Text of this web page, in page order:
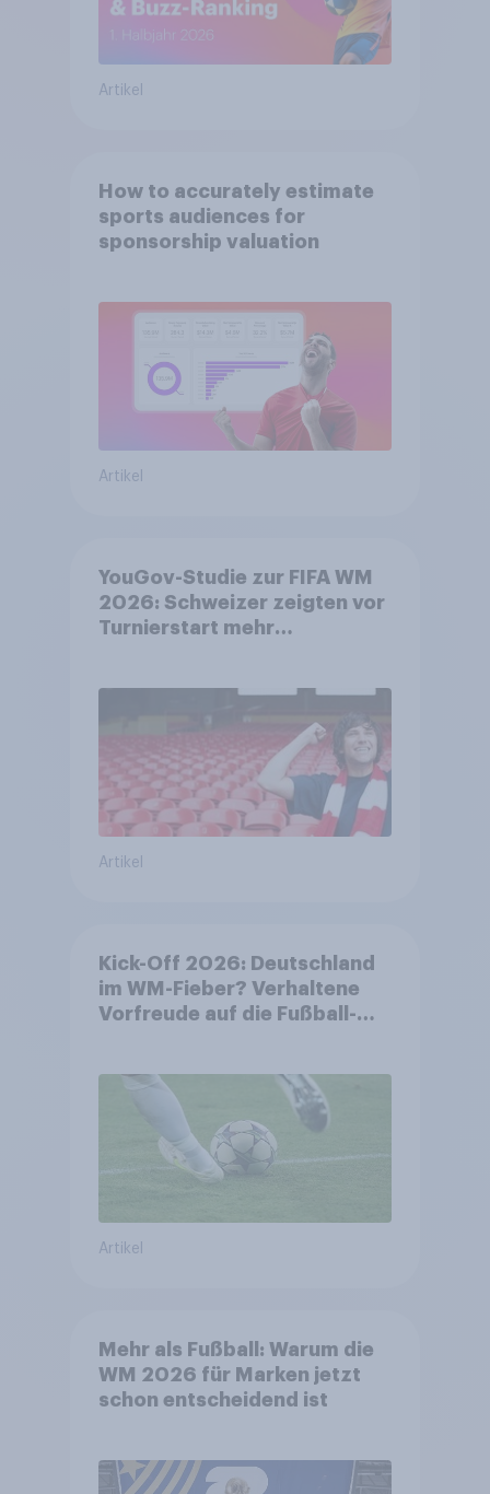
Artikel
How to accurately estimate
sports audiences for
sponsorship valuation
Artikel
YouGov-Studie zur FIFA WM
2026: Schweizer zeigten vor
Turnierstart mehr
Artikel
Kick-Off 2026: Deutschland
im WM-Fieber? Verhaltene
Vorfreude auf die Fußball-
Artikel
Mehr als Fußball: Warum die
WM 2026 für Marken jetzt
schon entscheidend ist